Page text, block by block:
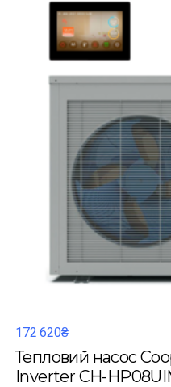
172 620₴
Тепловий насос
Inverter CH-